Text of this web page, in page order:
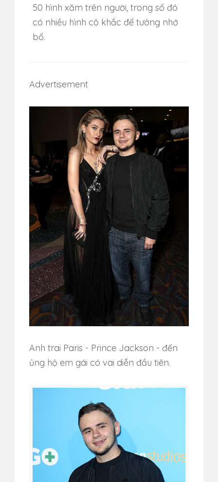
50 hình xăm trên người, trong số đó
có nhiều hình cô khắc để tưởng nhớ
bố.
Advertisement
Anh trai Paris - Prince Jackson - đến
ủng hộ em gái có vai diễn đầu tiên.